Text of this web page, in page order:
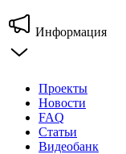
Информация
Проекты
Новости
FAQ
Статьи
Видеобанк